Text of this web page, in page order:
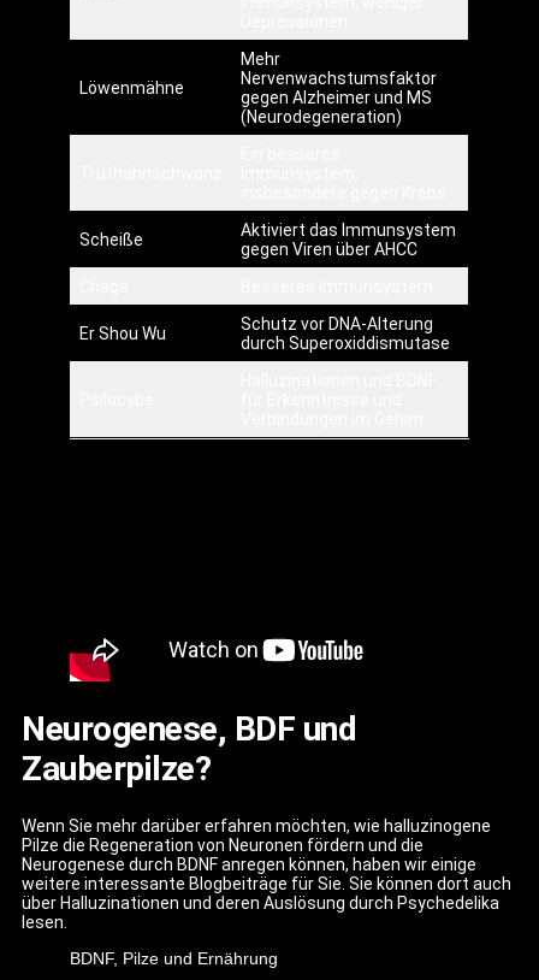
Löwenmähne
Mehr
Nervenwachstumsfaktor
gegen Alzheimer und MS
(Neurodegeneration)
Scheiße
Aktiviert das Immunsystem
gegen Viren über AHCC
Er Shou Wu
Schutz vor DNA-Alterung
durch Superoxiddismutase
Neurogenese, BDF und
Zauberpilze?
Wenn Sie mehr darüber erfahren möchten, wie halluzinogene
Pilze die Regeneration von Neuronen fördern und die
Neurogenese durch BDNF anregen können, haben wir einige
weitere interessante Blogbeiträge für Sie. Sie können dort auch
über Halluzinationen und deren Auslösung durch Psychedelika
lesen.
BDNF, Pilze und Ernährung